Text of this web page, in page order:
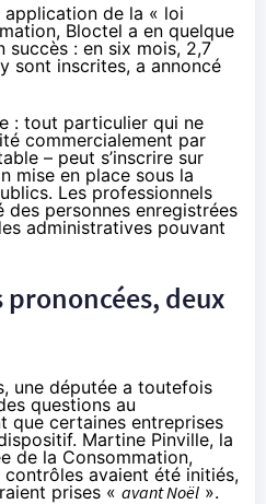
application de la « loi
Bloctel a en quelque
: en six mois, 2,7
sont inscrites, a annoncé
: tout particulier qui ne
commercialement par
– peut s’inscrire sur
mise en place sous la
Les professionnels
personnes enregistrées
administratives pouvant
prononcées, deux
une députée a toutefois
questions au
que certaines entreprises
. Martine Pinville, la
de la Consommation,
avaient été initiés,
prises « avant Noël ».